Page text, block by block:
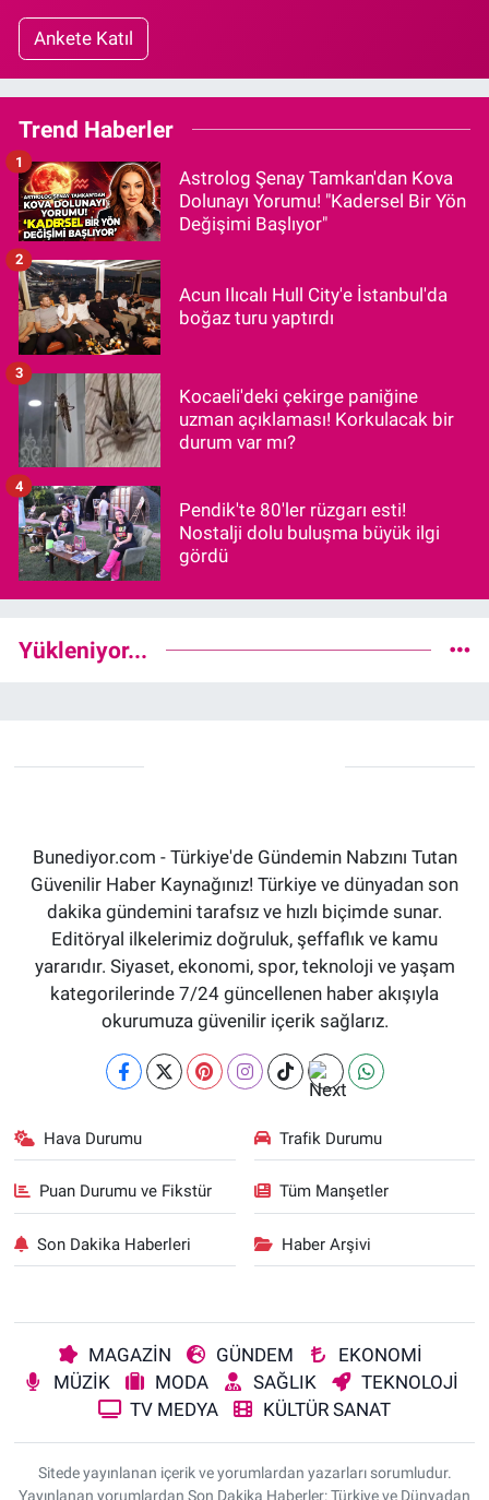
Ankete Katıl
Trend Haberler
Astrolog Şenay Tamkan'dan Kova
Dolunayı Yorumu! "Kadersel Bir Yön
Değişimi Başlıyor"
1
Acun Ilıcalı Hull City'e İstanbul'da
boğaz turu yaptırdı
2
Kocaeli'deki çekirge paniğine
uzman açıklaması! Korkulacak bir
durum var mı?
3
Pendik'te 80'ler rüzgarı esti!
Nostalji dolu buluşma büyük ilgi
gördü
4
Yükleniyor...
Bunediyor.com - Türkiye'de Gündemin Nabzını Tutan
Güvenilir Haber Kaynağınız! Türkiye ve dünyadan son
dakika gündemini tarafsız ve hızlı biçimde sunar.
Editöryal ilkelerimiz doğruluk, şeffaflık ve kamu
yararıdır. Siyaset, ekonomi, spor, teknoloji ve yaşam
kategorilerinde 7/24 güncellenen haber akışıyla
okurumuza güvenilir içerik sağlarız.
Hava Durumu Trafik Durumu
Puan Durumu ve Fikstür Tüm Manşetler
Son Dakika Haberleri Haber Arşivi
MAGAZİN GÜNDEM
EKONOMİ
MÜZİK
MODA SAĞLIK
TEKNOLOJİ
TV MEDYA
KÜLTÜR SANAT
Sitede yayınlanan içerik ve yorumlardan yazarları sorumludur.
Yayınlanan yorumlardan Son Dakika Haberler: Türkiye ve Dünyadan